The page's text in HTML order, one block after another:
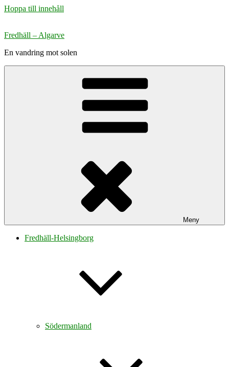
Hoppa till innehåll
Fredhäll – Algarve
En vandring mot solen
Meny
Fredhäll-Helsingborg
Södermanland